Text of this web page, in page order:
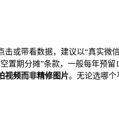
或带看数据，建议以“真实微
置期分摊”条款，一般每年预留
视频而非精修图片。无论选哪个